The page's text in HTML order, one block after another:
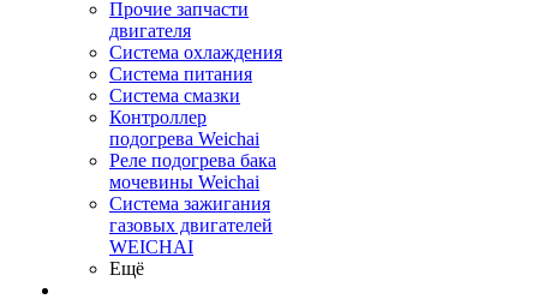
Прочие запчасти
двигателя
Система охлаждения
Система питания
Система смазки
Контроллер
подогрева Weichai
Реле подогрева бака
мочевины Weichai
Система зажигания
газовых двигателей
WEICHAI
Ещё